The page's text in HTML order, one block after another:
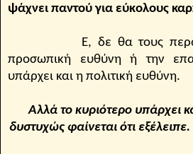
ψάχνει παντού για εύκολους
Ε, δε θα τους
προσωπική ευθύνη ή την
υπάρχει και η πολιτική ευθύνη.
Αλλά το κυριότερο υπάρχει
δυστυχώς φαίνεται ότι